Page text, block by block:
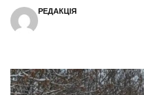
РЕДАКЦІЯ